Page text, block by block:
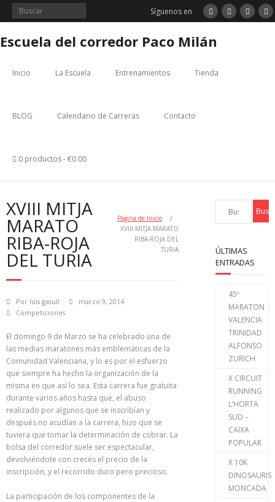
Saltar
Síguenos en
Escuela del corredor Paco Milán
Inicio La Escuela Entrenamientos Tienda
BLOG Calendario de Carreras Contacto
0 productos €0.00
XVIII MITJA
MARATO
RIBA-ROJA
DEL TURIA
Página de Inicio
/
XVIII MITJA MARATO
RIBA-ROJA DEL
TURIA
Por luis gasull
marzo 9, 2014
Competiciones
El domingo 9 de Marzo se ha celebrado una de
las medias maratones más emblemáticas de la
Comunidad Valenciana, y lo es por el esfuerzo
que siempre ha hecho la organización de la
misma en que así lo sea. Esta carrera fue gratuita
durante varios años hasta que, el abuso
realizado por algunos que se inscribían y
después no acudían a la carrera, hizo que se
tuviera que tomar la determinación de cobrar. La
bolsa del corredor suele ser espectacular,
devolviéndote con creces el precio de la
inscripción, y el recorrido duro pero precioso.
La participación de los componentes de la
ÚLTIMAS
ENTRADAS
45º
MARATON
VALENCIA
TRINIDAD
ALFONSO
ZURICH
X CIRCUIT
RUNNING
L’HORTA
SUD –
CAIXA
POPULAR
X 10K
DINOSAURIS
MONCADA